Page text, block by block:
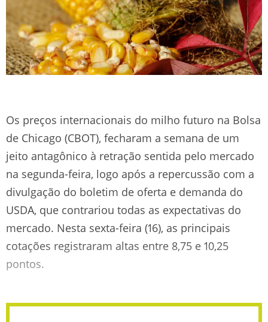
Os preços internacionais do milho futuro na Bolsa
de Chicago (CBOT), fecharam a semana de um
jeito antagônico à retração sentida pelo mercado
na segunda-feira, logo após a repercussão com a
divulgação do boletim de oferta e demanda do
USDA, que contrariou todas as expectativas do
mercado. Nesta sexta-feira (16), as principais
cotações registraram altas entre 8,75 e 10,25
pontos.